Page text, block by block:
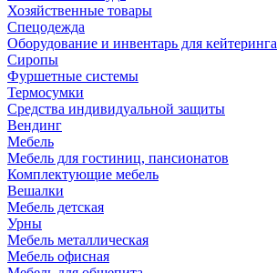
Хозяйственные товары
Спецодежда
Оборудование и инвентарь для кейтеринга
Сиропы
Фуршетные системы
Термосумки
Средства индивидуальной защиты
Вендинг
Мебель
Мебель для гостиниц, пансионатов
Комплектующие мебель
Вешалки
Мебель детская
Урны
Мебель металлическая
Мебель офисная